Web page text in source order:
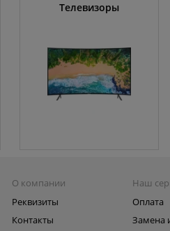
Телевизоры
О компании
Реквизиты
Контакты
Наш
Оплата
Замена